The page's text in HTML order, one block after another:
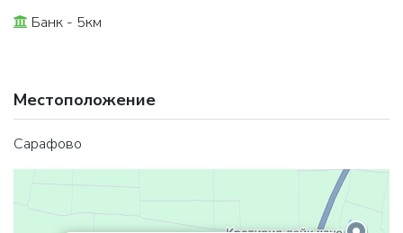
Банк - 5км
Местоположение
Сарафово